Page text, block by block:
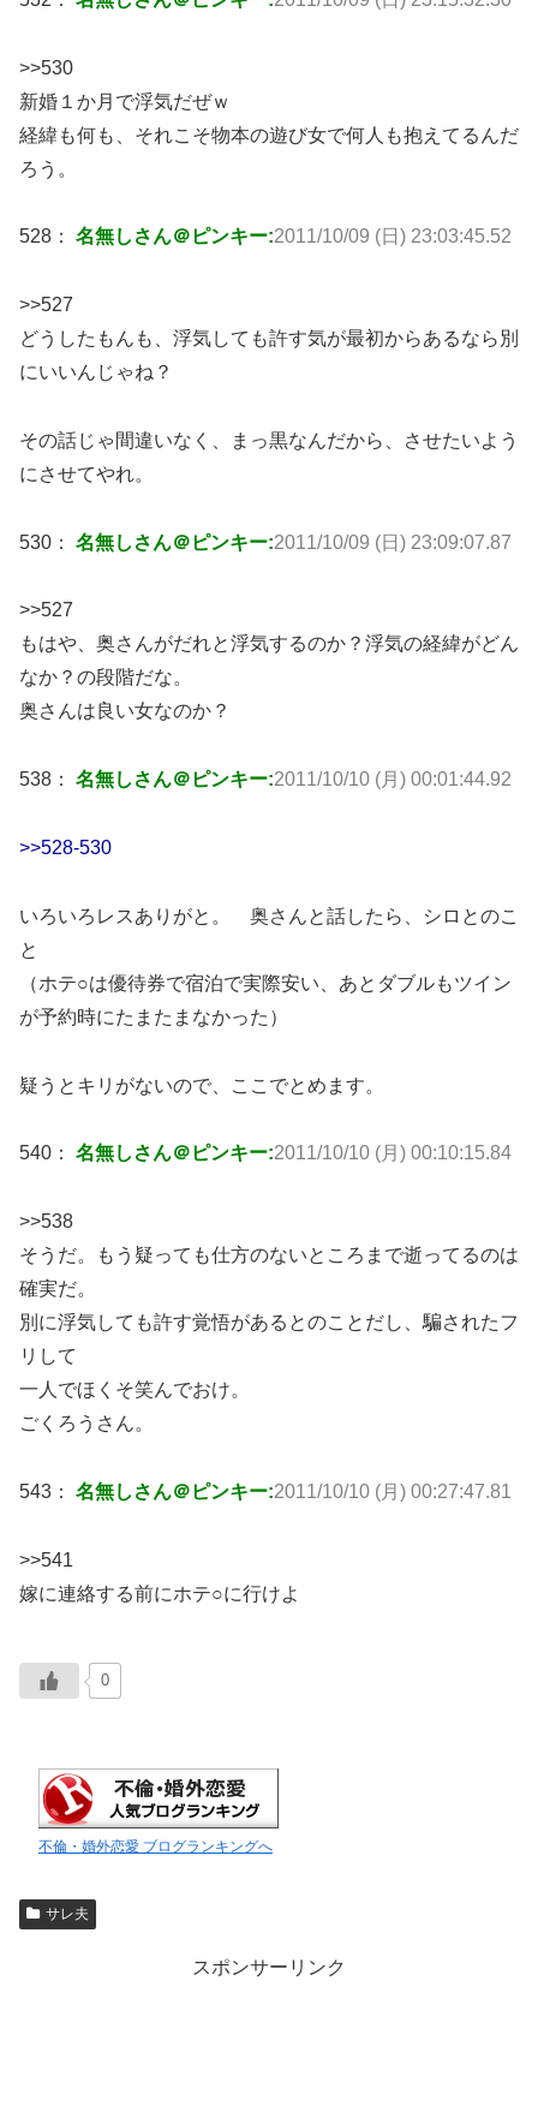
>>530
新婚１か月で浮気だぜｗ
経緯も何も、それこそ物本の遊び女で何人も抱えてるんだ
ろう。
528： 名無しさん＠ピンキー:2011/10/09 (日) 23:03:45.52
>>527
どうしたもんも、浮気しても許す気が最初からあるなら別
にいいんじゃね？
その話じゃ間違いなく、まっ黒なんだから、させたいよう
にさせてやれ。
530： 名無しさん＠ピンキー:2011/10/09 (日) 23:09:07.87
>>527
もはや、奥さんがだれと浮気するのか？浮気の経緯がどん
なか？の段階だな。
奥さんは良い女なのか？
538： 名無しさん＠ピンキー:2011/10/10 (月) 00:01:44.92
>>528-530
いろいろレスありがと。 奥さんと話したら、シロとのこ
と
（ホテ○は優待券で宿泊で実際安い、あとダブルもツイン
が予約時にたまたまなかった）
疑うとキリがないので、ここでとめます。
540： 名無しさん＠ピンキー:2011/10/10 (月) 00:10:15.84
>>538
そうだ。もう疑っても仕方のないところまで逝ってるのは
確実だ。
別に浮気しても許す覚悟があるとのことだし、騙されたフ
リして
一人でほくそ笑んでおけ。
ごくろうさん。
543： 名無しさん＠ピンキー:2011/10/10 (月) 00:27:47.81
>>541
嫁に連絡する前にホテ○に行けよ
0
不倫・婚外恋愛 ブログランキングへ
サレ夫
スポンサーリンク